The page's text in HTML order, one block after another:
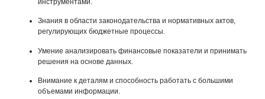
Знания в области законодательства и нормативных актов,
регулирующих бюджетные процессы.
Умение анализировать финансовые показатели и принимать
решения на основе данных.
Внимание к деталям и способность работать с большими
объемами информации.